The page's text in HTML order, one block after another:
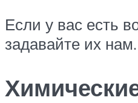
Если у вас есть
задавайте их нам.